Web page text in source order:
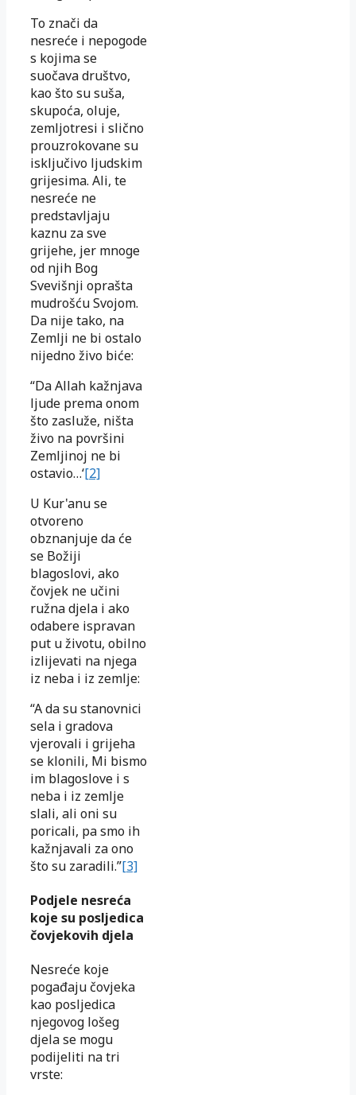
To znači da
nesreće i nepogode
s kojima se
suočava društvo,
kao što su suša,
skupoća, oluje,
zemljotresi i slično
prouzrokovane su
isključivo ljudskim
grijesima. Ali, te
nesreće ne
predstavljaju
kaznu za sve
grijehe, jer mnoge
od njih Bog
Svevišnji oprašta
mudrošću Svojom.
Da nije tako, na
Zemlji ne bi ostalo
nijedno živo biće:
“Da Allah kažnjava
ljude prema onom
što zasluže, ništa
živo na površini
Zemljinoj ne bi
ostavio…‘[2]
U Kur'anu se
otvoreno
obznanjuje da će
se Božiji
blagoslovi, ako
čovjek ne učini
ružna djela i ako
odabere ispravan
put u životu, obilno
izlijevati na njega
iz neba i iz zemlje:
“A da su stanovnici
sela i gradova
vjerovali i grijeha
se klonili, Mi bismo
im blagoslove i s
neba i iz zemlje
slali, ali oni su
poricali, pa smo ih
kažnjavali za ono
što su zaradili.”[3]
Podjele nesreća
koje su posljedica
čovjekovih djela
Nesreće koje
pogađaju čovjeka
kao posljedica
njegovog lošeg
djela se mogu
podijeliti na tri
vrste: